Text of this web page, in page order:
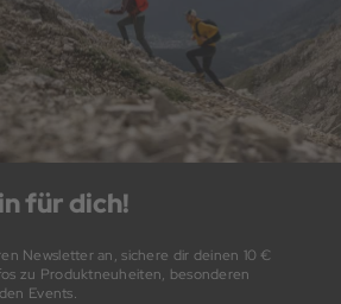
für dich!
Newsletter an, sichere dir deinen 10 €
zu Produktneuheiten, besonderen
Events.